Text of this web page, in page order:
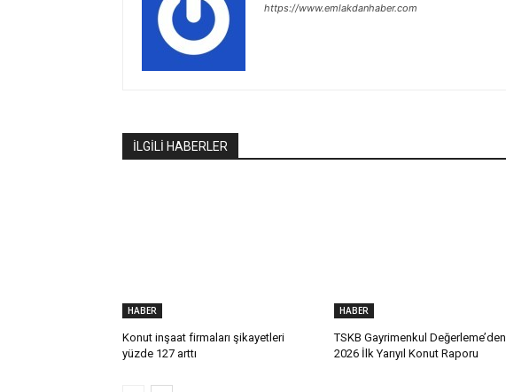
https://www.emlakdanhaber.com
İLGİLİ HABERLER
HABER
Konut inşaat firmaları şikayetleri
yüzde 127 arttı
HABER
TSKB Gayrimenkul Değerleme’den
2026 İlk Yarıyıl Konut Raporu